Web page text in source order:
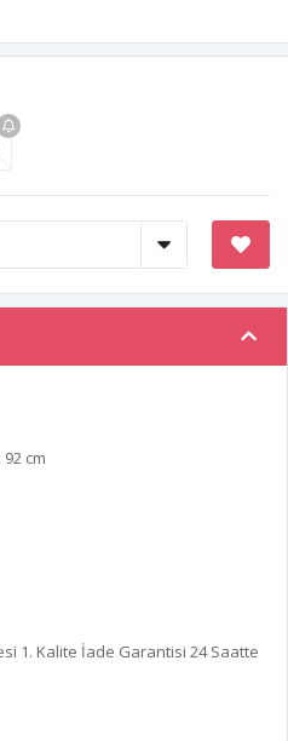
cm
1. Kalite İade Garantisi 24 Saatte